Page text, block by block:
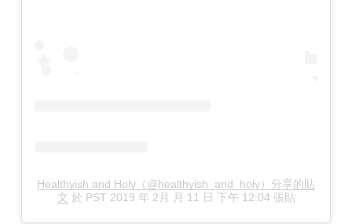
Healthyish and Holy（@healthyish_and_holy）分享的貼
文 於 PST 2019 年 2月 月 11 日 下午 12:04 張貼